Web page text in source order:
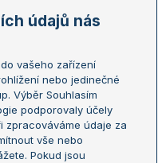
Open
Open
údajů nás
vašeho zařízení
nebo jedinečné
Výběr Souhlasím
podporovaly účely
zpracováváme údaje za
vše nebo
Pokud jsou